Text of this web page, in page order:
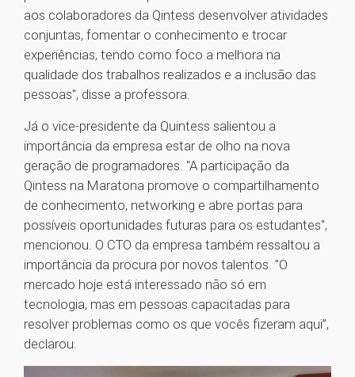
aos colaboradores da Qintess desenvolver atividades
conjuntas, fomentar o conhecimento e trocar
experiências, tendo como foco a melhora na
qualidade dos trabalhos realizados e a inclusão das
pessoas", disse a professora.
Já o vice-presidente da Quintess salientou a
importância da empresa estar de olho na nova
geração de programadores. "A participação da
Qintess na Maratona promove o compartilhamento
de conhecimento, networking e abre portas para
possíveis oportunidades futuras para os estudantes",
mencionou. O CTO da empresa também ressaltou a
importância da procura por novos talentos. "O
mercado hoje está interessado não só em
tecnologia, mas em pessoas capacitadas para
resolver problemas como os que vocês fizeram aqui”,
declarou.